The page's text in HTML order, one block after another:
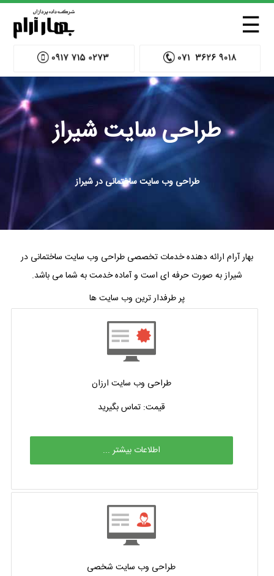
☰
طراحی سایت شیراز
طراحی وب سایت ساختمانی در شیراز
بهار آرام ارائه دهنده خدمات تخصصی طراحی وب سایت ساختمانی در
شیراز به صورت حرفه ای است و آماده خدمت به شما می باشد.
پر طرفدار ترین وب سایت ها
طراحی وب سایت ارزان
قیمت: تماس بگیرید
اطلاعات بیشتر ...
طراحی وب سایت شخصی